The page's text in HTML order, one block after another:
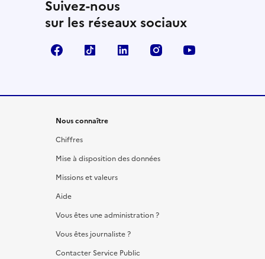
Suivez-nous
sur les réseaux sociaux
FacebookTikTok LinkedIn Instagram
Nous connaître
Chiffres
Mise à disposition des données
Missions et valeurs
Aide
Vous êtes une administration ?
Vous êtes journaliste ?
Contacter Service Public